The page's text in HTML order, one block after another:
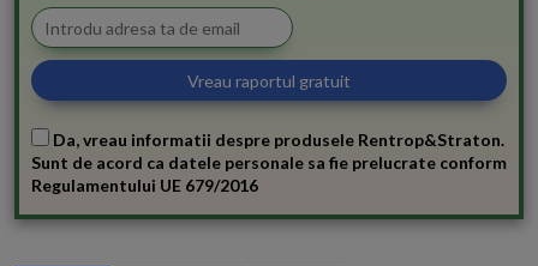
Da, vreau informatii despre produsele Rentrop&Straton.
Sunt de acord ca datele personale sa fie prelucrate conform
Regulamentului UE 679/2016